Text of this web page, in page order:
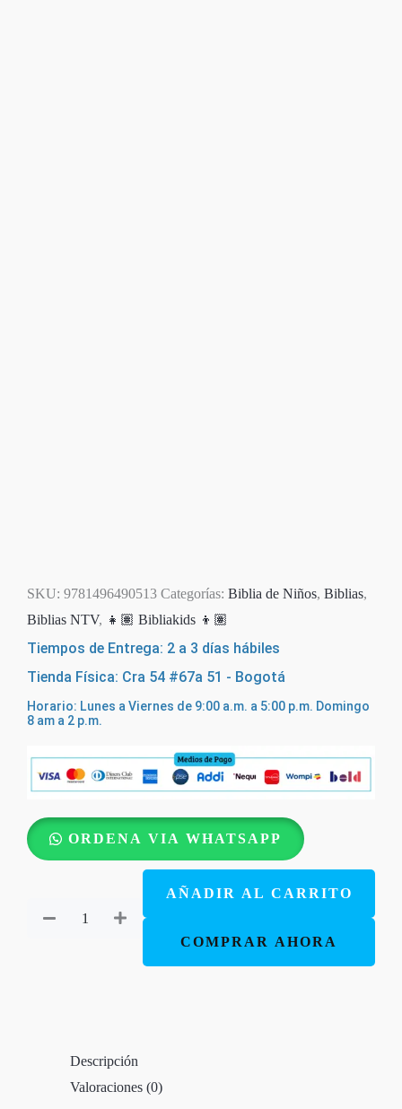
SKU: 9781496490513 Categorías: Biblia de Niños, Biblias,
Biblias NTV, 👧🏽 Bibliakids 👦🏽
Tiempos de Entrega: 2 a 3 días hábiles
Tienda Física: Cra 54 #67a 51 - Bogotá
Horario: Lunes a Viernes de 9:00 a.m. a 5:00 p.m. Domingo
8 am a 2 p.m.
ORDENA VIA WHATSAPP
para
niños
AÑADIR AL CARRITO
COMPRAR AHORA
Descripción
Valoraciones (0)